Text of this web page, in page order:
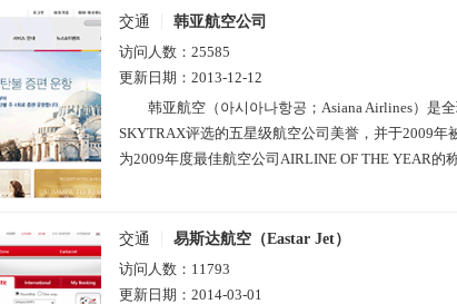
交通
韩亚航空公司
访问人数： 25585
更新日期： 2013-12-12
韩亚航空（아시아나항공；Asiana Airlines）是
SKYTRAX评选的五星级航空公司美誉，并于2009年
为2009年度最佳航空公司AIRLINE OF THE YEAR的
交通
易斯达航空（Eastar Jet）
访问人数： 11793
更新日期： 2014-03-01